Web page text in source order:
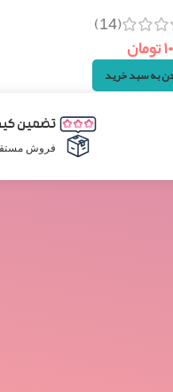
(14)
تومان
به سبد خرید
تضمین
فروش